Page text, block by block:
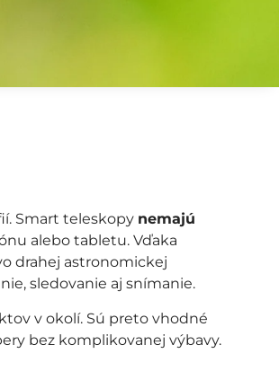
Smart teleskopy nemajú
alebo tabletu. Vďaka
drahej astronomickej
sledovanie aj snímanie.
v okolí. Sú preto vhodné
bez komplikovanej výbavy.